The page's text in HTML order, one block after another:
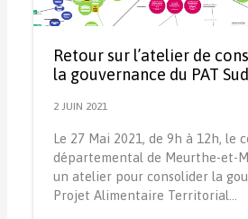
Retour sur l’atelier de
la gouvernance du PAT
2 JUIN 2021
Le 27 Mai 2021, de 9h à 12h, le
départemental de Meurthe-et-
un atelier pour consolider la
Projet Alimentaire Territorial…